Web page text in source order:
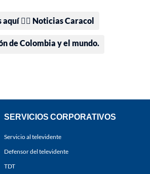
👉🏻 Noticias Caracol
de Colombia y el mundo.
SERVICIOS CORPORATIVOS
Servicio al televidente
Defensor del televidente
TDT